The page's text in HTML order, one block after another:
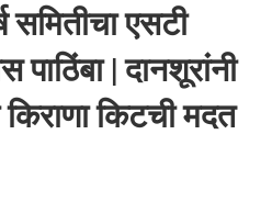
एसटी
पाठिंबा | दानशूरांनी
किराणा किटची मदत